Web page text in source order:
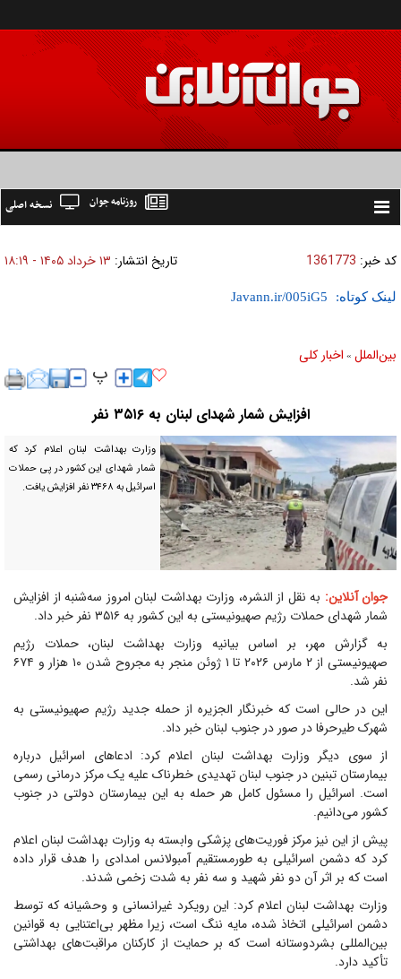
Toggle
نسخه اصلی روزنامه جوان
کد خبر: 1361773 تاریخ انتشار: ۱۳ خرداد ۱۴۰۵ - ۱۸:۱۹
لینک کوتاه:
بين‌الملل » اخبار كلی
افزایش شمار شهدای لبنان به ۳۵۱۶ نفر
وزارت بهداشت لبنان اعلام کرد که
شمار شهدای این کشور در پی حملات
اسرائیل به ۳۴۶۸ نفر افزایش یافت.
جوان آنلاین: به نقل از النشره، وزارت بهداشت لبنان امروز سه‌شنبه از افزایش
شمار شهدای حملات رژیم صهیونیستی به این کشور به ۳۵۱۶ نفر خبر داد.
به گزارش مهر، بر اساس بیانیه وزارت بهداشت لبنان، حملات رژیم
صهیونیستی از ۲ مارس ۲۰۲۶ تا ۱ ژوئن منجر به مجروح شدن ۱۰ هزار و ۶۷۴
نفر شد.
این در حالی است که خبرنگار الجزیره از حمله جدید رژیم صهیونیستی به
شهرک طیرحرفا در صور در جنوب لبنان خبر داد.
از سوی دیگر وزارت بهداشت لبنان اعلام کرد: ادعا‌های اسرائیل درباره
بیمارستان تبنین در جنوب لبنان تهدیدی خطرناک علیه یک مرکز درمانی رسمی
است. اسرائیل را مسئول کامل هر حمله به این بیمارستان دولتی در جنوب
کشور می‌دانیم.
پیش از این نیز مرکز فوریت‌های پزشکی وابسته به وزارت بهداشت لبنان اعلام
کرد که دشمن اسرائیلی به طورمستقیم آمبولانس امدادی را هدف قرار داده
است که بر اثر آن دو نفر شهید و سه نفر به شدت زخمی شدند.
وزارت بهداشت لبنان اعلام کرد: این رویکرد غیرانسانی و وحشیانه که توسط
دشمن اسرائیلی اتخاذ شده، مایه ننگ است، زیرا مظهر بی‌اعتنایی به قوانین
بین‌المللی بشردوستانه است که بر حمایت از کارکنان مراقبت‌های بهداشتی
تأکید دارد.